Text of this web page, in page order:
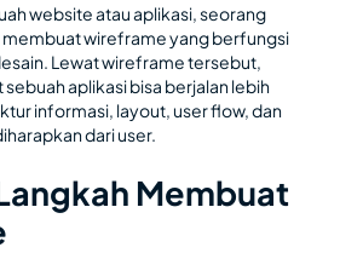
website atau aplikasi, seorang
membuat wireframe yang berfungsi
Lewat wireframe tersebut,
aplikasi bisa berjalan lebih
informasi, layout, user flow, dan
dari user.
Membuat